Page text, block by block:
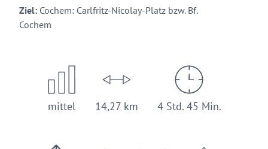
Ziel: Cochem: Carlfritz-Nicolay-Platz bzw. Bf.
Cochem
mittel 14,27 km 4 Std. 45 Min.